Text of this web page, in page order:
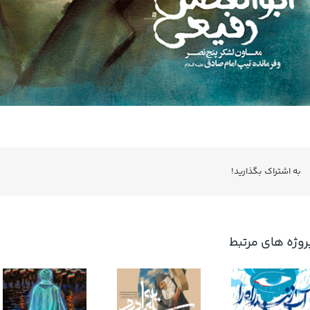
به اشتراك بگذاريد!
های مرتبط